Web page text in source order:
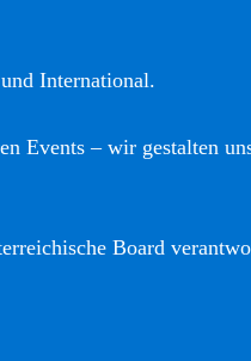
International.
Events – wir gestalten
Board